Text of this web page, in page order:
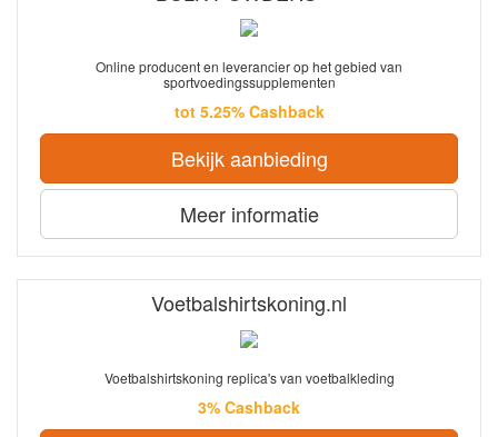
Online producent en leverancier op het gebied van
sportvoedingssupplementen
tot 5.25% Cashback
Bekijk aanbieding
Meer informatie
Voetbalshirtskoning.nl
Voetbalshirtskoning replica's van voetbalkleding
3% Cashback